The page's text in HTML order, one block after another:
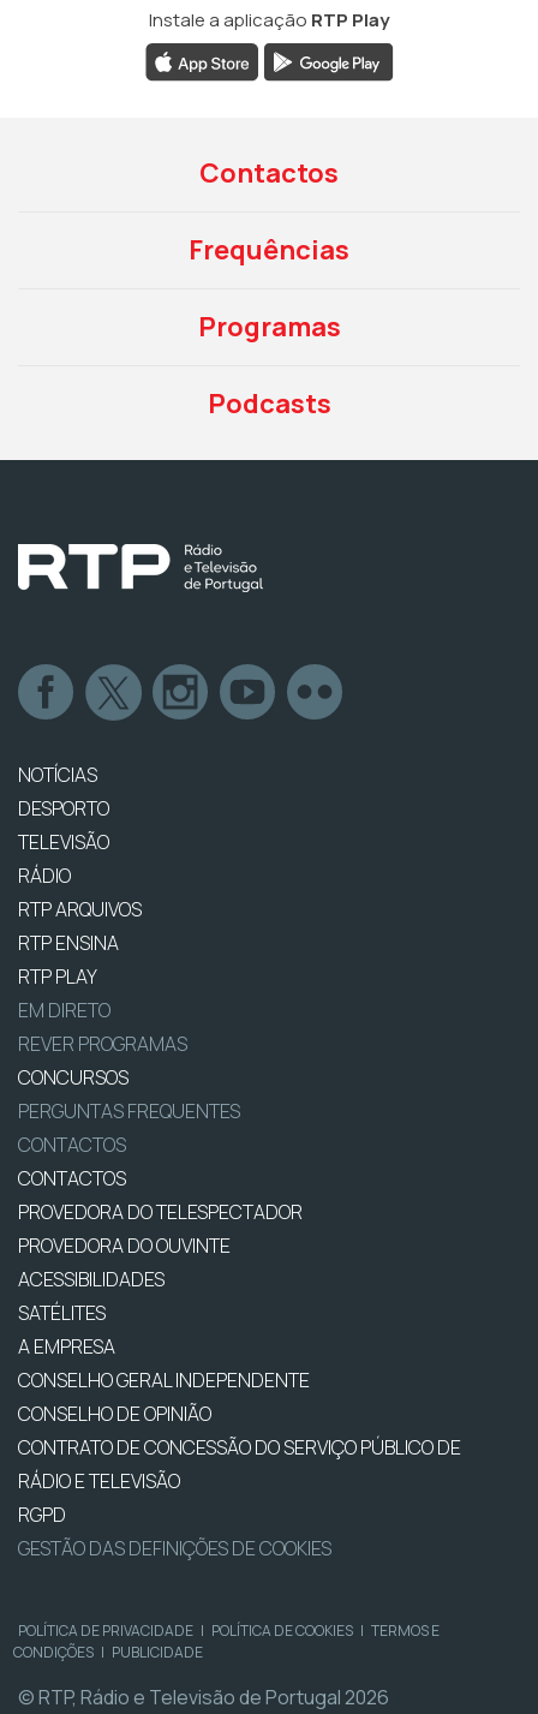
Instale a aplicação RTP Play
Contactos
Frequências
Programas
Podcasts
NOTÍCIAS
DESPORTO
TELEVISÃO
RÁDIO
RTP ARQUIVOS
RTP ENSINA
RTP PLAY
EM DIRETO
REVER PROGRAMAS
CONCURSOS
PERGUNTAS FREQUENTES
CONTACTOS
CONTACTOS
PROVEDORA DO TELESPECTADOR
PROVEDORA DO OUVINTE
ACESSIBILIDADES
SATÉLITES
A EMPRESA
CONSELHO GERAL INDEPENDENTE
CONSELHO DE OPINIÃO
CONTRATO DE CONCESSÃO DO SERVIÇO PÚBLICO DE
RÁDIO E TELEVISÃO
RGPD
GESTÃO DAS DEFINIÇÕES DE COOKIES
POLÍTICA DE PRIVACIDADE | POLÍTICA DE COOKIES | TERMOS E
CONDIÇÕES | PUBLICIDADE
© RTP, Rádio e Televisão de Portugal 2026